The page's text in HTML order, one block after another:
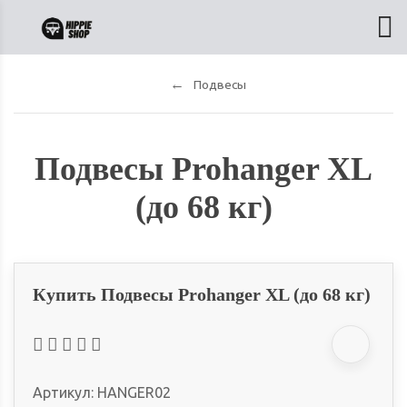
Подвесы
Подвесы Prohanger XL
(до 68 кг)
Купить Подвесы Prohanger XL (до 68 кг)
Артикул: HANGER02